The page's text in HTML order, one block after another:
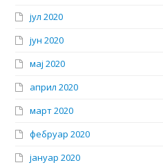
јул 2020
јун 2020
мај 2020
април 2020
март 2020
фебруар 2020
јануар 2020